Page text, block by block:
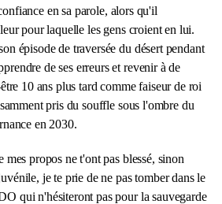
en sa parole, alors qu'il
pour laquelle les gens croient en lui.
épisode de traversée du désert pendant
de ses erreurs et revenir à de
10 ans plus tard comme faiseur de roi
pris du souffle sous l'ombre du
en 2030.
mes propos ne t'ont pas blessé, sinon
je te prie de ne pas tomber dans le
qui n'hésiteront pas pour la sauvegarde